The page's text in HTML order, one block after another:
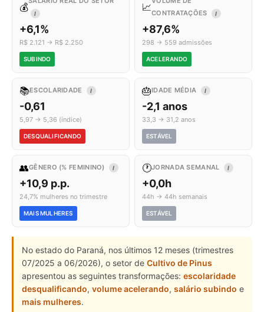
💰
I
+6,1%
R$ 2.121 → R$ 2.250
SUBINDO
📈CONTRATAÇÕES
I
+87,6%
298 → 559 admissões
ACELERANDO
📚ESCOLARIDADE I
-0,61
5,97 → 5,36 (índice)
DESQUALIFICANDO
🎂IDADE MÉDIA I
-2,1 anos
33,3 → 31,2 anos
ESTÁVEL
👥GÊNERO (% FEMININO) I
+10,9 p.p.
24,7% mulheres no trimestre
MAIS MULHERES
🕐JORNADA SEMANAL I
+0,0h
44h → 44h semanais
ESTÁVEL
No estado do Paraná, nos últimos 12 meses (trimestres
07/2025 a 06/2026), o setor de Cultivo de Pinus
apresentou as seguintes transformações: escolaridade
desqualificando, volume acelerando, salário subindo e
mais mulheres.